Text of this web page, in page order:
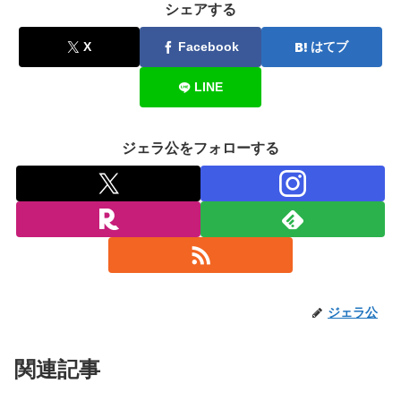
シェアする
X Facebook はてブ
LINE
ジェラ公をフォローする
ジェラ公
関連記事